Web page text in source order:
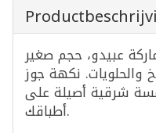
غرام، من ماركة عبيدو، حجم صغير
والحلويات. نكهة جوز
شرقية أصيلة على
أطباقك.